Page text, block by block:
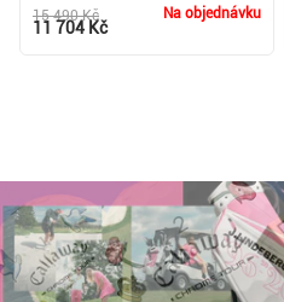
Na objednávku
15 490 Kč
11 704 Kč